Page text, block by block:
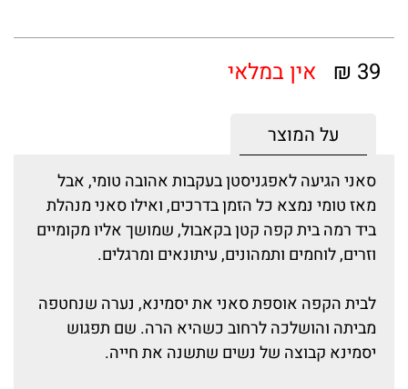
39 ₪ אין במלאי
על המוצר
סאני הגיעה לאפגניסטן בעקבות אהובה טומי, אבל
מאז טומי נמצא כל הזמן בדרכים, ואילו סאני מנהלת
ביד רמה בית קפה קטן בקאבול, שמושך אליו מקומיים
וזרים, לוחמים ותמהונים, עיתונאים ומרגלים.
לבית הקפה אוספת סאני את יסמינא, נערה שנחטפה
מביתה והושלכה לרחוב כשהיא הרה. שם תפגוש
יסמינא קבוצה של נשים שתשנה את חייה.